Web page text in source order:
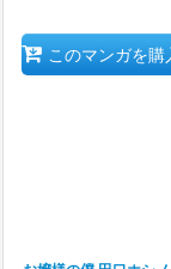
このマンガを購